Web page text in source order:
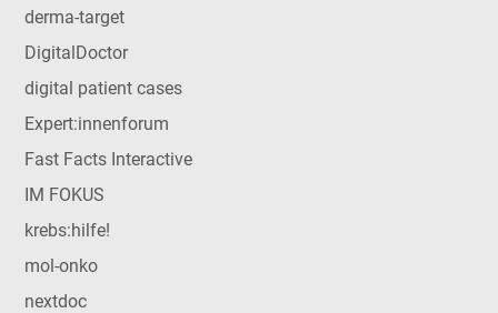
derma-target
DigitalDoctor
digital patient cases
Expert:innenforum
Fast Facts Interactive
IM FOKUS
krebs:hilfe!
mol-onko
nextdoc